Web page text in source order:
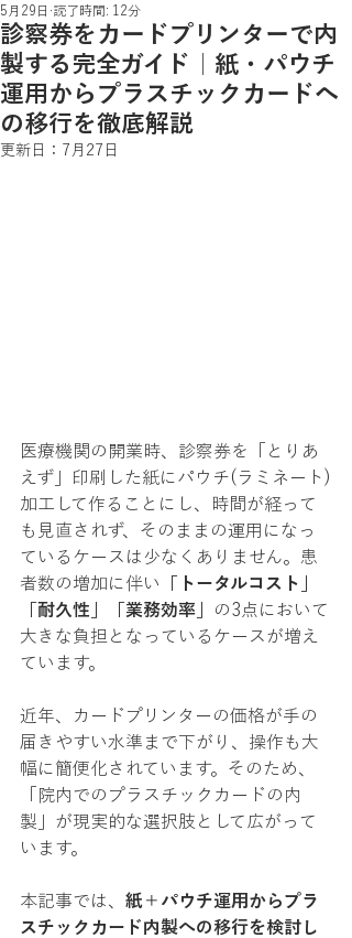
診察券をカードプリンターで内
製する完全ガイド｜紙・パウチ
運用からプラスチックカードへ
の移行を徹底解説
5月29日 読了時間: 12分
更新日： 7月27日
医療機関の開業時、診察券を「とりあ
えず」印刷した紙にパウチ(ラミネート)
加工して作ることにし、時間が経って
も見直されず、そのままの運用になっ
ているケースは少なくありません。患
者数の増加に伴い
「トータルコスト」
「耐久性」「業務効率」
の3点において
大きな負担となっているケースが増え
ています。
近年、カードプリンターの価格が手の
届きやすい水準まで下がり、操作も大
幅に簡便化されています。そのため、
「院内でのプラスチックカードの内
製」が現実的な選択肢として広がって
います。
本記事では、 紙＋パウチ運用からプラ
スチックカード内製への移行を検討し